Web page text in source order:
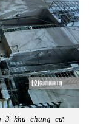
3 khu chung cư.